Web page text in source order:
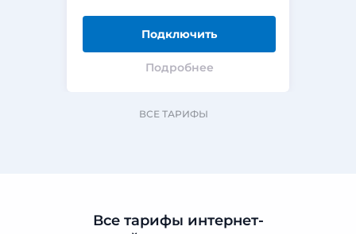
Подключить
Подробнее
ВСЕ ТАРИФЫ
Все тарифы интернет-